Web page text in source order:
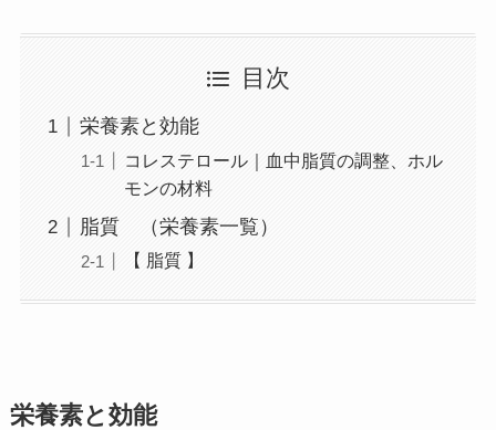
目次
栄養素と効能
コレステロール｜血中脂質の調整、ホル
モンの材料
脂質 （栄養素一覧）
【 脂質 】
栄養素と効能